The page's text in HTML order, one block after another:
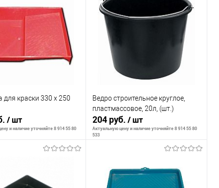
о наличии
Недоступно
Сообщить о наличии
К сравнению
В избранное
Недоступно
для краски 330 х 250
/ шт
и наличие уточняйте 8 914 55 80
о наличии
Ведро строительное круглое,
пластмассовое, 20л, (шт.)
204 руб./ шт
Актуальную цену и наличие уточняйте 8 914 55 80
533
Сообщить о наличии